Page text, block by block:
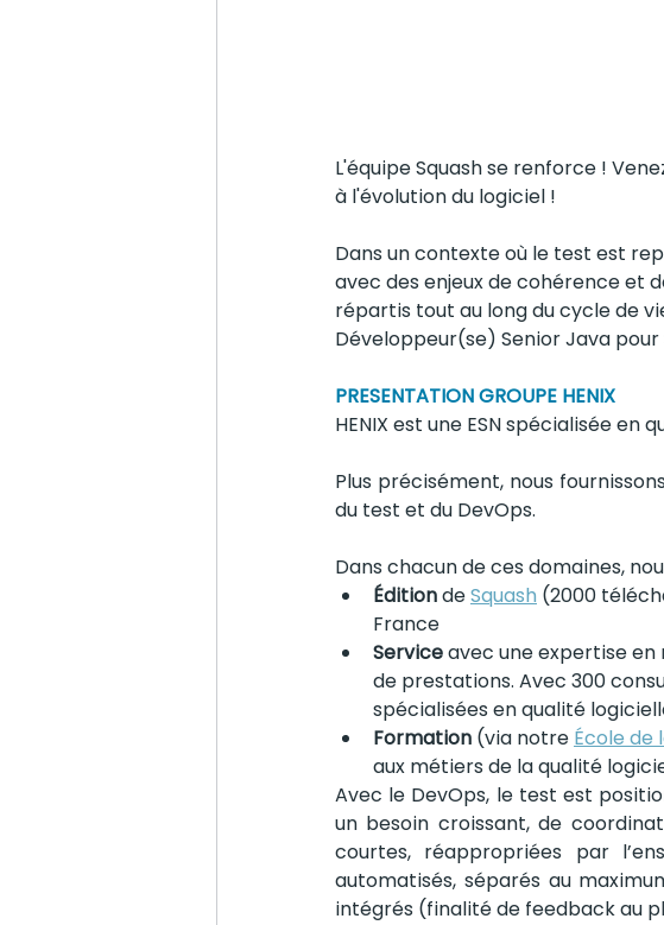
L'équipe Squash se renforce !
à l'évolution du logiciel !
Dans un contexte où le test est
avec des enjeux de cohérence et
répartis tout au long du cycle de
Développeur(se) Senior Java pour
PRESENTATION GROUPE HENIX
HENIX est une ESN spécialisée
Plus précisément, nous
du test et du DevOps.
Dans chacun de ces domaines,
Édition de Squash (2000
France
Service avec une expertise
de prestations. Avec 300
spécialisées en qualité
Formation (via notre École de
aux métiers de la qualité
Avec le DevOps, le test est
un besoin croissant, de
courtes, réappropriées par
automatisés, séparés au
intégrés (finalité de feedback au